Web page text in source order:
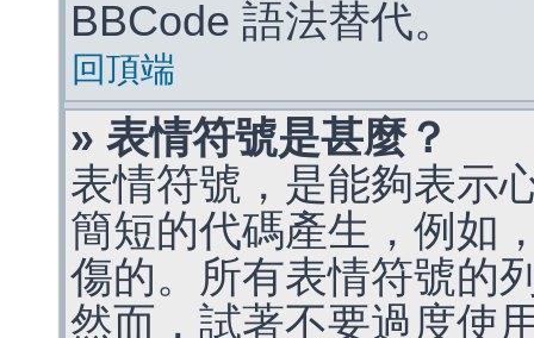
BBCode 語法替代。
回頂端
» 表情符號是甚麼？
表情符號，是能夠表示
簡短的代碼產生，例如
傷的。所有表情符號的
然而，試著不要過度使